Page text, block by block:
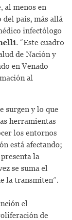
al menos en
país, más allá
infectólogo
. “Este cuadro
de Nación y
en Venado
al
surgen y lo que
herramientas
los entornos
está afectando;
la
se suma el
la transmiten”.
el
de